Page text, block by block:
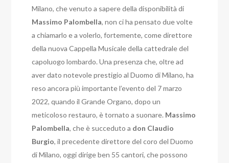
Milano, che venuto a sapere della disponibilità di
Massimo Palombella, non ci ha pensato due volte
a chiamarlo e a volerlo, fortemente, come direttore
della nuova Cappella Musicale della cattedrale del
capoluogo lombardo.Una presenza che, oltre ad
aver dato notevole prestigio al Duomo di Milano, ha
reso ancora più importante l’evento del 7 marzo
2022, quando il Grande Organo, dopo un
meticoloso restauro, è tornato a suonare. Massimo
Palombella, che è succeduto a don Claudio
Burgio, il precedente direttore del coro del Duomo
di Milano, oggi dirige ben 55 cantori, che possono